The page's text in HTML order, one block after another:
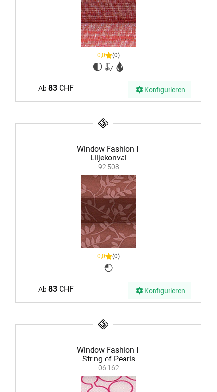
0,0 (0)
Ab 83CHF Konfigurieren
Window Fashion II
Liljekonval
92.508
0,0 (0)
Ab 83CHF Konfigurieren
Window Fashion II
String of Pearls
06.162